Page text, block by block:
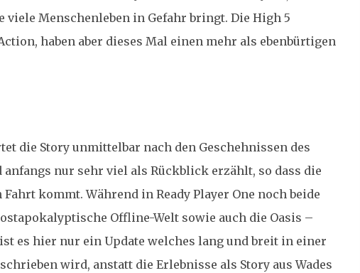
viele Menschenleben in Gefahr bringt. Die High 5
haben aber dieses Mal einen mehr als ebenbürtigen
die Story unmittelbar nach den Geschehnissen des
nur sehr viel als Rückblick erzählt, so dass die
kommt. Während in Ready Player One noch beide
Offline-Welt sowie auch die Oasis –
es hier nur ein Update welches lang und breit in einer
wird, anstatt die Erlebnisse als Story aus Wades